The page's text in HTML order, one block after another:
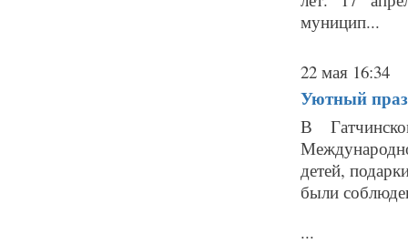
муницип...
22 мая 16:34
Уютный
В
детей,
были
...